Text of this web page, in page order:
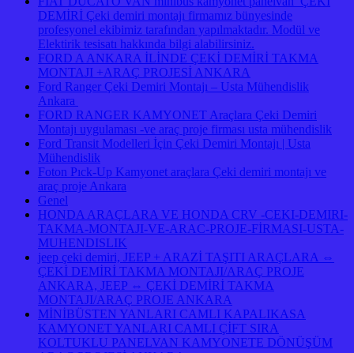
DEMİRİ Çeki demiri montajı firmamız bünyesinde
profesyonel ekibimiz tarafından yapılmaktadır. Modül ve
Elektirik tesisatı hakkında bilgi alabilirsiniz.
FORD A ANKARA İLİNDE ÇEKİ DEMİRİ TAKMA
MONTAJI +ARAÇ PROJESİ ANKARA
Ford Ranger Çeki Demiri Montajı – Usta Mühendislik
Ankara
FORD RANGER KAMYONET Araçlara Çeki Demiri
Montajı uygulaması -ve araç proje firması usta mühendislik
Ford Transit Modelleri İçin Çeki Demiri Montajı | Usta
Mühendislik
Foton Pıck-Up Kamyonet araçlara Çeki demiri montajı ve
araç proje Ankara
Genel
HONDA ARAÇLARA VE HONDA CRV -CEKI-DEMIRI-
TAKMA-MONTAJI-VE-ARAC-PROJE-FİRMASI-USTA-
MUHENDISLIK
jeep çeki demiri, JEEP + ARAZİ TAŞITI ARAÇLARA ⇔
ÇEKİ DEMİRİ TAKMA MONTAJI/ARAÇ PROJE
ANKARA, JEEP ⇔ ÇEKİ DEMİRİ TAKMA
MONTAJI/ARAÇ PROJE ANKARA
MİNİBÜSTEN YANLARI CAMLI KAPALIKASA
KAMYONET YANLARI CAMLI ÇİFT SIRA
KOLTUKLU PANELVAN KAMYONETE DÖNÜŞÜM